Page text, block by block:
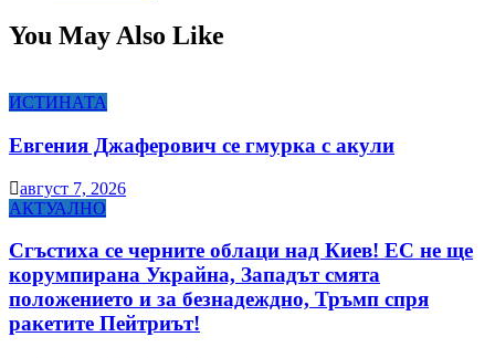
You May Also Like
ИСТИНАТА
Евгения Джаферович се гмурка с акули
август 7, 2026
АКТУАЛНО
Сгъстиха се черните облаци над Киев! ЕС не ще
корумпирана Украйна, Западът смята
положението и за безнадеждно, Тръмп спря
ракетите Пейтриът!